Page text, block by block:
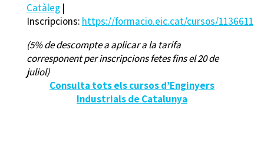
Catàleg|
Inscripcions: https://formacio.eic.cat/cursos/1136611
(5% de descompte a aplicar a la tarifa
corresponent per inscripcions fetes fins el 20 de
juliol)
Consulta tots els cursos d’Enginyers
Industrials de Catalunya